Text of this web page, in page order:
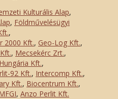
Kulturális Alap,
, Földművelésügyi
,
2000 Kft., Geo-Log Kft.,
, Mecsekérc Zrt.,
Kft.,
92 Kft., Intercomp Kft.,
Kft., Biocentrum Kft.,
, Anzo Perlit Kft.